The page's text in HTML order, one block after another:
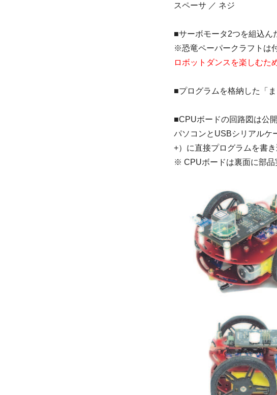
スペーサ ／ ネジ
■サーボモータ2つを組込ん
※恐竜ペーパークラフトは
ロボットダンスを楽しむた
■プログラムを格納した「
■CPUボードの回路図は公開
パソコンとUSBシリアルケ
+）に直接プログラムを書き
※ CPUボードは裏面に部品